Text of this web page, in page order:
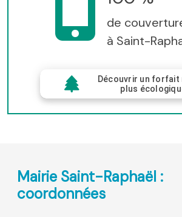
de
à Saint-
Découvrir un forfait
plus
Mairie Saint-Raphaël :
coordonnées